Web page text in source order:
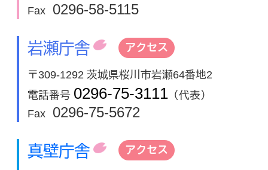
Fax
0296-58-5115
岩瀬庁舎 アクセス
〒309-1292 茨城県桜川市岩瀬64番地2
電話番号 0296-75-3111 （代表）
Fax
0296-75-5672
真壁庁舎 アクセス